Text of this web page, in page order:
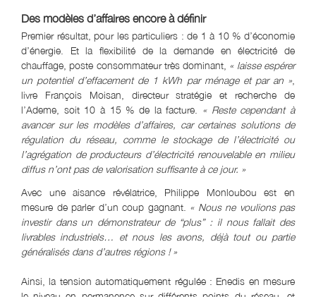
Des modèles d’affaires encore à définir
Premier résultat, pour les particuliers : de 1 à 10 % d’économie
d’énergie. Et la flexibilité de la demande en électricité de
chauffage, poste consommateur très dominant, « laisse espérer
un potentiel d’effacement de 1 kWh par ménage et par an »
livre François Moisan, directeur stratégie et recherche de
l’Ademe, soit 10 à 15 % de la facture. « Reste cependant à
avancer sur les modèles d’affaires, car certaines solutions de
régulation du réseau, comme le stockage de l’électricité ou
l’agrégation de producteurs d’électricité renouvelable en milieu
diffus n’ont pas de valorisation suffisante à ce jour. »
Avec une aisance révélatrice, Philippe Monloubou est en
mesure de parler d’un coup gagnant. « Nous ne voulions pas
investir dans un démonstrateur de “plus” : il nous fallait des
livrables industriels… et nous les avons, déjà tout ou partie
généralisés dans d’autres régions ! »
Ainsi, la tension automatiquement régulée : Enedis en mesure